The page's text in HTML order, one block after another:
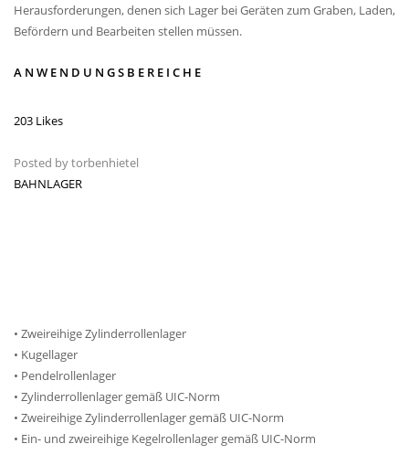
Herausforderungen, denen sich Lager bei Geräten zum Graben, Laden,
Befördern und Bearbeiten stellen müssen.
ANWENDUNGSBEREICHE
203 Likes
Posted bytorbenhietel
BAHNLAGER
• Zweireihige Zylinderrollenlager
• Kugellager
• Pendelrollenlager
• Zylinderrollenlager gemäß UIC-Norm
• Zweireihige Zylinderrollenlager gemäß UIC-Norm
• Ein- und zweireihige Kegelrollenlager gemäß UIC-Norm